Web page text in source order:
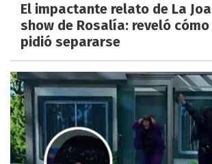
El impactante relato de La
show de Rosalía: reveló cómo
pidió separarse